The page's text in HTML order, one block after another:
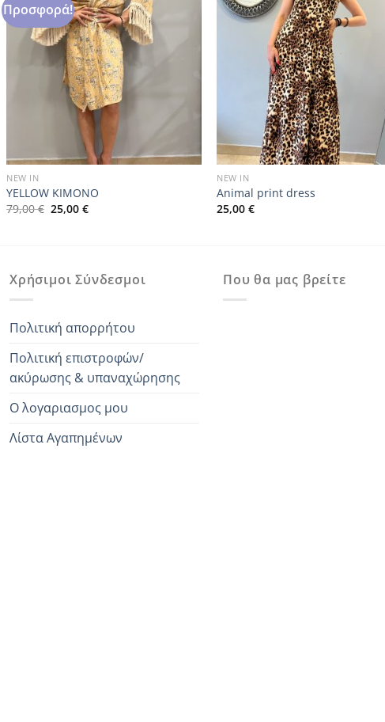
Προσφορά!
NEW IN
YELLOW KIMONO
79,00€ Original
price
25,00€Η
NEW IN
Animal print dress
25,00€
Χρήσιμοι Σύνδεσμοι
Πολιτική απορρήτου
Πολιτική επιστροφών/
ακύρωσης & υπαναχώρησης
Ο λογαριασμος μου
Λίστα Αγαπημένων
Που θα μας βρείτε